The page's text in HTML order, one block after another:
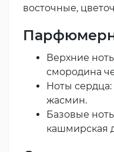
восточные,
Верхние
смородина
Ноты
жасмин.
Базовые
кашмирская